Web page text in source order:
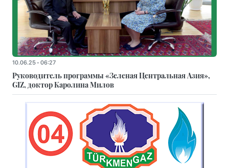
10.06.25 - 06:27
Руководитель программы «Зеленая Центральная Азия»,
GIZ, доктор Каролина Милов